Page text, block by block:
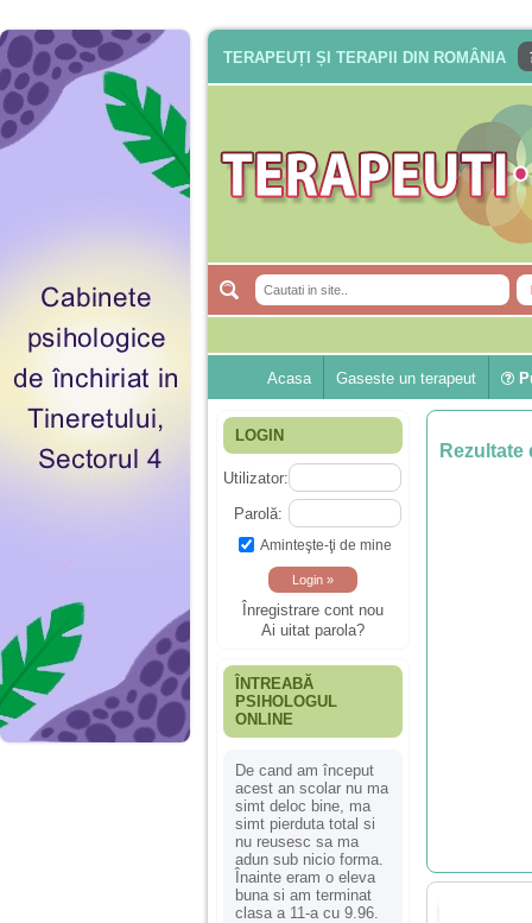
TERAPEUȚI ȘI TERAPII DIN ROMÂNIA
Acasa Gaseste un terapeut
LOGIN
Utilizator:
Parolă:
Aminteşte-ţi de mine
Înregistrare cont nou
Ai uitat parola?
ÎNTREABĂ
PSIHOLOGUL
ONLINE
De cand am început
acest an scolar nu ma
simt deloc bine, ma
simt pierduta total si
nu reusesc sa ma
adun sub nicio forma.
Înainte eram o eleva
buna si am terminat
clasa a 11-a cu 9.96.
Rezultate